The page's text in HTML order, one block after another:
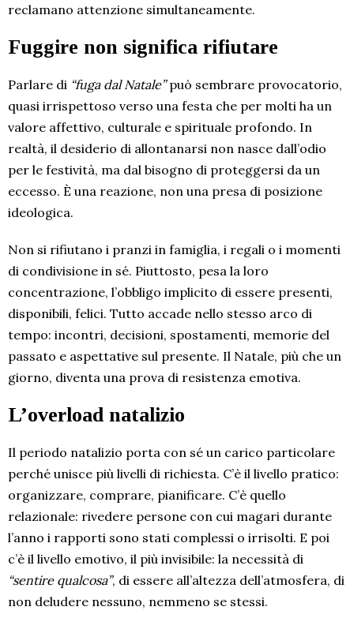
reclamano attenzione simultaneamente.
Fuggire non significa rifiutare
Parlare di “fuga dal Natale”può sembrare provocatorio,
quasi irrispettoso verso una festa che per molti ha un
valore affettivo, culturale e spirituale profondo. In
realtà, il desiderio di allontanarsi non nasce dall’odio
per le festività, ma dal bisogno di proteggersi da un
eccesso. È una reazione, non una presa di posizione
ideologica.
Non si rifiutano i pranzi in famiglia, i regali o i momenti
di condivisione in sé. Piuttosto, pesa la loro
concentrazione, l’obbligo implicito di essere presenti,
disponibili, felici. Tutto accade nello stesso arco di
tempo: incontri, decisioni, spostamenti, memorie del
passato e aspettative sul presente. Il Natale, più che un
giorno, diventa una prova di resistenza emotiva.
L’overload natalizio
Il periodo natalizio porta con sé un carico particolare
perché unisce più livelli di richiesta. C’è il livello pratico:
organizzare, comprare, pianificare. C’è quello
relazionale: rivedere persone con cui magari durante
l’anno i rapporti sono stati complessi o irrisolti. E poi
c’è il livello emotivo, il più invisibile: la necessità di
“sentire qualcosa”, di essere all’altezza dell’atmosfera, di
non deludere nessuno, nemmeno se stessi.